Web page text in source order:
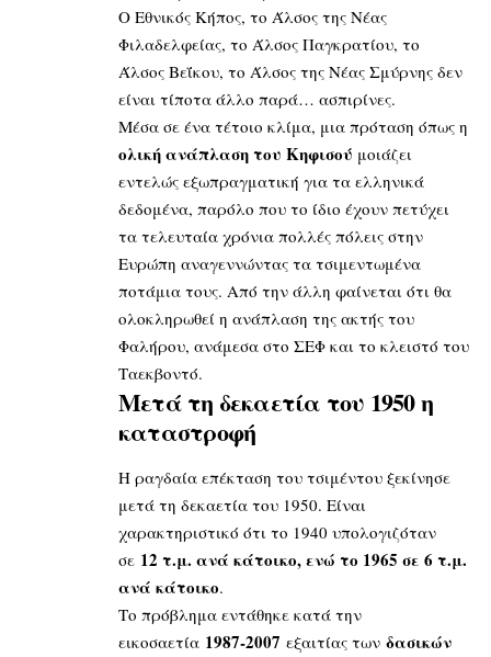
Ο Εθνικός Κήπος, το Άλσος της Νέας
Φιλαδελφείας, το Άλσος Παγκρατίου, το
Άλσος Βεΐκου, το Άλσος της Νέας Σμύρνης δεν
είναι τίποτα άλλο παρά… ασπιρίνες.
Μέσα σε ένα τέτοιο κλίμα, μια πρόταση όπως η
ολική ανάπλαση του Κηφισού μοιάζει
εντελώς εξωπραγματική για τα ελληνικά
δεδομένα, παρόλο που το ίδιο έχουν πετύχει
τα τελευταία χρόνια πολλές πόλεις στην
Ευρώπη αναγεννώντας τα τσιμεντωμένα
ποτάμια τους. Από την άλλη φαίνεται ότι θα
ολοκληρωθεί η ανάπλαση της ακτής του
Φαλήρου, ανάμεσα στο ΣΕΦ και το κλειστό του
Ταεκβοντό.
Μετά τη δεκαετία του 1950 η
καταστροφή
Η ραγδαία επέκταση του τσιμέντου ξεκίνησε
μετά τη δεκαετία του 1950. Είναι
χαρακτηριστικό ότι το 1940 υπολογιζόταν
σε 12 τ.μ. ανά κάτοικο, ενώ το 1965 σε 6 τ.μ.
ανά κάτοικο.
Το πρόβλημα εντάθηκε κατά την
εικοσαετία 1987-2007 εξαιτίας των δασικών